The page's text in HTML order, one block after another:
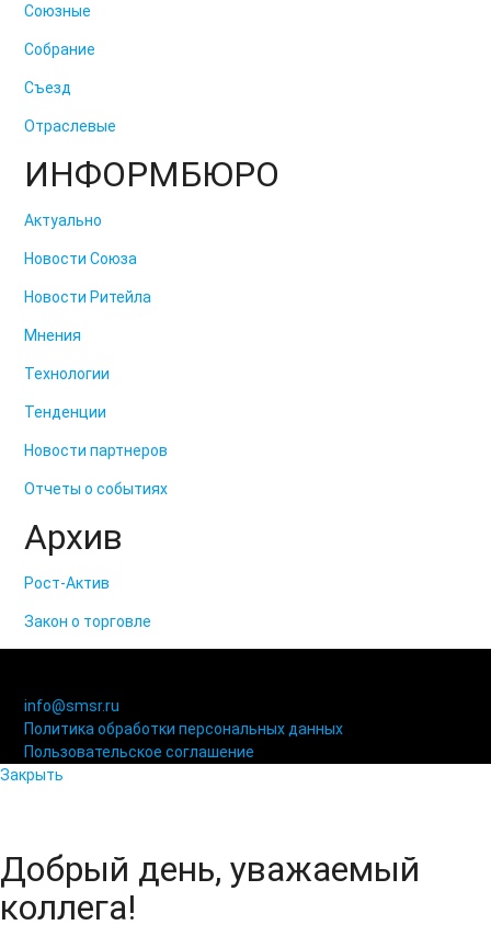
Союзные
Собрание
Съезд
Отраслевые
ИНФОРМБЮРО
Актуально
Новости Союза
Новости Ритейла
Мнения
Технологии
Тенденции
Новости партнеров
Отчеты о событиях
Архив
Рост-Актив
Закон о торговле
info@smsr.ru
Политика обработки персональных данных
Пользовательское соглашение
Закрыть
Добрый день, уважаемый
коллега!